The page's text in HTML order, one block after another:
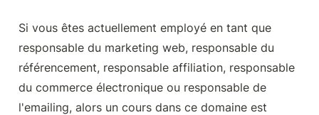
Si vous êtes actuellement employé en tant que
responsable du marketing web, responsable du
référencement, responsable affiliation, responsable
du commerce électronique ou responsable de
l'emailing, alors un cours dans ce domaine est